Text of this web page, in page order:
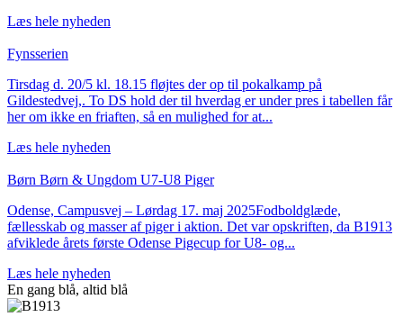
Læs hele nyheden
Fynsserien
Tirsdag d. 20/5 kl. 18.15 fløjtes der op til pokalkamp på
Gildestedvej,. To DS hold der til hverdag er under pres i tabellen får
her om ikke en friaften, så en mulighed for at...
Læs hele nyheden
Børn Børn & Ungdom U7-U8 Piger
Odense, Campusvej – Lørdag 17. maj 2025Fodboldglæde,
fællesskab og masser af piger i aktion. Det var opskriften, da B1913
afviklede årets første Odense Pigecup for U8- og...
Læs hele nyheden
En gang blå, altid blå